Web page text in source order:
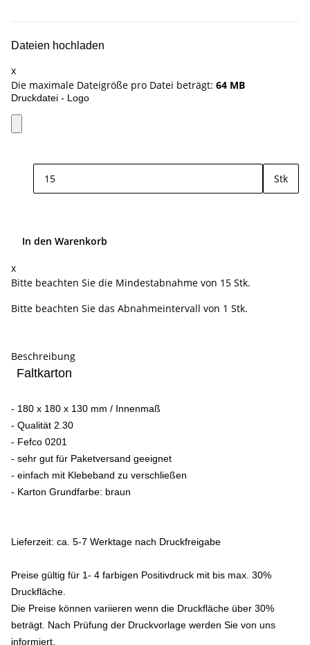
Dateien hochladen
x
Die maximale Dateigröße pro Datei beträgt: 64 MB
Druckdatei - Logo
Stk
In den Warenkorb
x
Bitte beachten Sie die Mindestabnahme von 15 Stk.
Bitte beachten Sie das Abnahmeintervall von 1 Stk.
Beschreibung
Faltkarton
- 180 x 180 x 130 mm / Innenmaß
- Qualität 2.30
- Fefco 0201
- sehr gut für Paketversand geeignet
- einfach mit Klebeband zu verschließen
- Karton Grundfarbe: braun
Lieferzeit: ca. 5-7 Werktage nach Druckfreigabe
Preise gültig für 1- 4 farbigen Positivdruck mit bis max. 30%
Druckfläche.
Die Preise können variieren wenn die Druckfläche über 30%
beträgt. Nach Prüfung der Druckvorlage werden Sie von uns
informiert.